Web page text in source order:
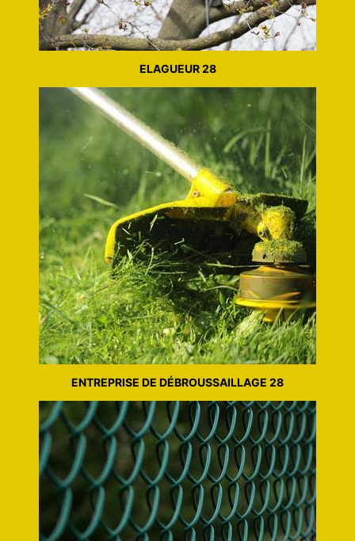
ELAGUEUR 28
ENTREPRISE DE DÉBROUSSAILLAGE 28